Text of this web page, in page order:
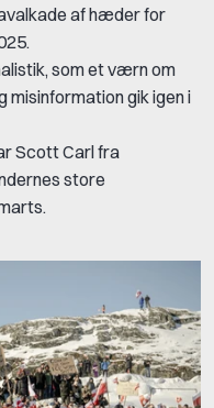
af hæder for
som et værn om
gik igen i
Scott Carl fra
store